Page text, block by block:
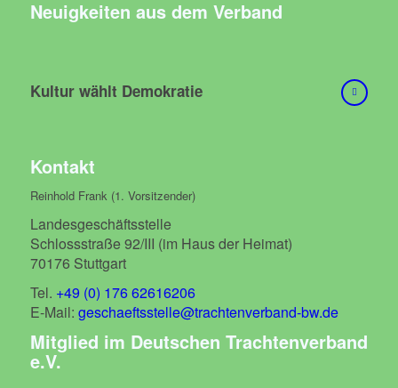
Neuigkeiten aus dem Verband
Kultur wählt Demokratie
Kontakt
Reinhold Frank (1. Vorsitzender)
Landesgeschäftsstelle
Schlossstraße 92/III (im Haus der Heimat)
70176 Stuttgart
Tel. +49 (0) 176 62616206
E-Mail: geschaeftsstelle@trachtenverband-bw.de
Mitglied im Deutschen Trachtenverband
e.V.